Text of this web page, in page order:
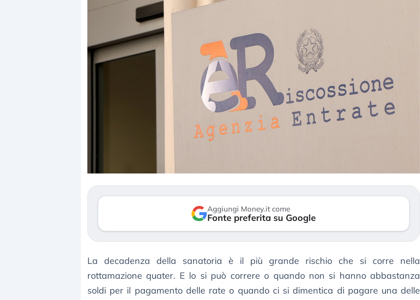
Aggiungi Money.it come
Fonte preferita su Google
La decadenza della sanatoria è il più grande rischio che si corre nella
rottamazione quater. E lo si può correre o quando non si hanno abbastanza
soldi per il pagamento delle rate o quando ci si dimentica di pagare una delle
repricing degli asset?
3 agosto 2026
della bolla AI
Kospi, mentre gli investitori retail (…)
30 luglio 2026